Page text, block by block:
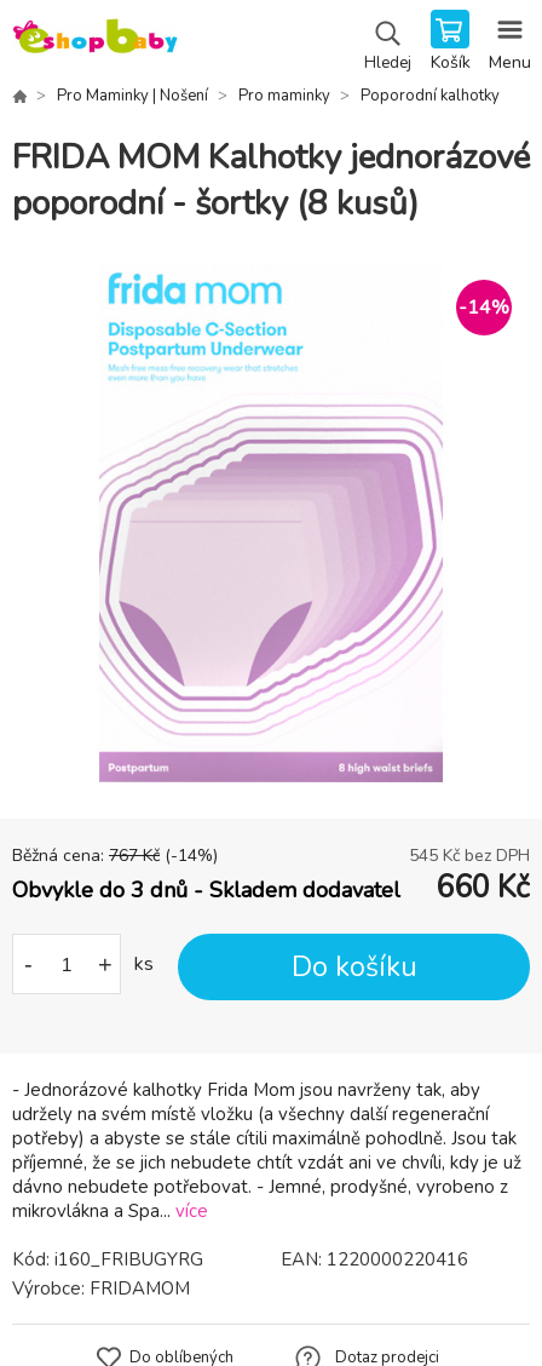
Hledej Košík Menu
Pro Maminky | Nošení Pro maminky Poporodní kalhotky
FRIDA MOM Kalhotky jednorázové
poporodní - šortky (8 kusů)
-14%
- Jednorázové kalhotky Frida Mom jsou navrženy tak, aby
udržely na svém místě vložku (a všechny další regenerační
potřeby) a abyste se stále cítili maximálně pohodlně. Jsou tak
příjemné, že se jich nebudete chtít vzdát ani ve chvíli, kdy je už
dávno nebudete potřebovat. - Jemné, prodyšné, vyrobeno z
mikrovlákna a Spa... více
Běžná cena: 767 Kč (-14%) 545 Kč bez DPH
Obvykle do 3 dnů - Skladem dodavatel 660 Kč
- + ks Do košíku
Kód: i160_FRIBUGYRG EAN: 1220000220416
Výrobce: FRIDAMOM
Do oblíbených
Dotaz prodejci